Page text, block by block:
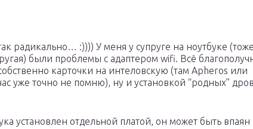
радикально… :)))) У меня у супруге на ноутбуке
были проблемы с адаптером wifi. Всё
карточки на интеловскую (там Apheros или
уже точно не помню), ну и установкой “родных”
установлен отдельной платой, он может быть впаян